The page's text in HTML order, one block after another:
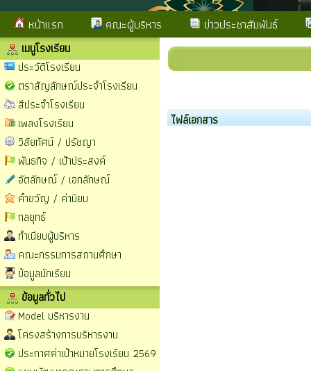
หน้าแรก คณะผู้บริหาร ข่าวประชาสัมพันธ์
เมนูโรงเรียน
ประวัติโรงเรียน
ตราสัญลักษณ์ประจำโรงเรียน
สีประจำโรงเรียน
เพลงโรงเรียน
วิสัยทัศน์ / ปรัชญา
พันธกิจ / เป้าประสงค์
อัตลักษณ์ / เอกลักษณ์
คำขวัญ / ค่านิยม
กลยุทธ์
ทำเนียบผู้บริหาร
คณะกรรมการสถานศึกษา
ข้อมูลนักเรียน
ข้อมูลทั่วไป
Model บริหารงาน
โครงสร้างการบริหารงาน
ประกาศค่าเป้าหมายโรงเรียน 2569
ไฟล์เอกสาร